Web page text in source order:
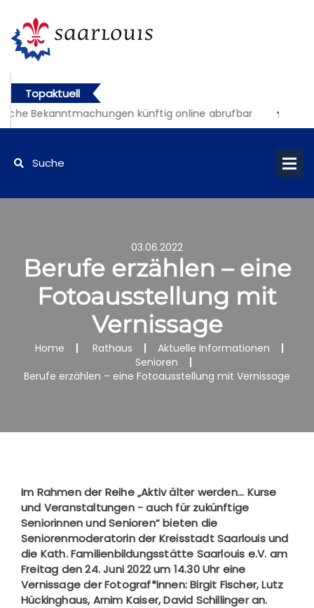
Topaktuell
Bekanntmachungen künftig online abrufbar
03.06.2022
Berufe erzählen – eine
Fotoausstellung mit
Vernissage
Home Rathaus
Aktuelle Informationen
Senioren
Berufe erzählen – eine Fotoausstellung mit Vernissage
Im Rahmen der Reihe „Aktiv älter werden... Kurse
und Veranstaltungen - auch für zukünftige
Seniorinnen und Senioren“ bieten die
Seniorenmoderatorin der Kreisstadt Saarlouis und
die Kath. Familienbildungsstätte Saarlouis e.V. am
Freitag den 24. Juni 2022 um 14.30 Uhr eine
Vernissage der Fotograf*innen: Birgit Fischer, Lutz
Hückinghaus, Arnim Kaiser, David Schillinger an.